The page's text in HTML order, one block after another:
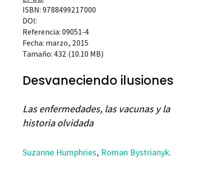
ISBN: 9788499217000
DOI:
Referencia: 09051-4
Fecha: marzo, 2015
Tamaño: 432 (10.10 MB)
Desvaneciendo ilusiones
Las enfermedades, las vacunas y la
historia olvidada
Suzanne Humphries, Roman Bystrianyk.